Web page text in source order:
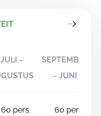
JULI -
SEPTEMBER
- JUNI
60 pers. 60 pers.